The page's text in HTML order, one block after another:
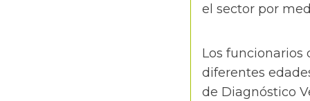
el sector por
Los funcionarios
diferentes
de Diagnóstico